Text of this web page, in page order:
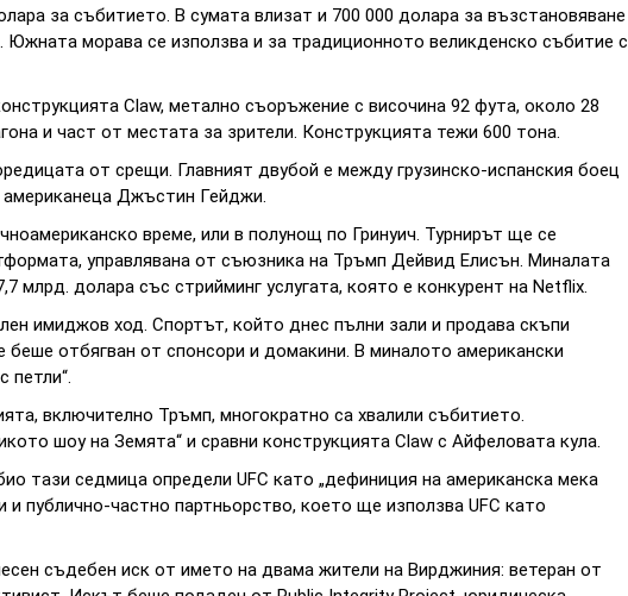
за събитието. В сумата влизат и 700 000 долара за възстановяване
Южната морава се използва и за традиционното великденско събитие с
Claw, метално съоръжение с височина 92 фута, около 28
и част от местата за зрители. Конструкцията тежи 600 тона.
от срещи. Главният двубой е между грузинско-испанския боец
американеца Джъстин Гейджи.
време, или в полунощ по Гринуич. Турнирът ще се
управлявана от съюзника на Тръмп Дейвид Елисън. Миналата
млрд. долара със стрийминг услугата, която е конкурент на Netflix.
имиджов ход. Спортът, който днес пълни зали и продава скъпи
беше отбягван от спонсори и домакини. В миналото американски
петли“.
включително Тръмп, многократно са хвалили събитието.
шоу на Земята“ и сравни конструкцията Claw с Айфеловата кула.
тази седмица определи UFC като „дефиниция на американска мека
и публично-частно партньорство, което ще използва UFC като
съдебен иск от името на двама жители на Вирджиния: ветеран от